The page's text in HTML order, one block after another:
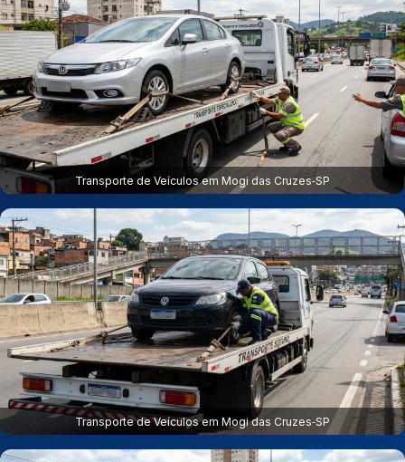
Transporte de Veículos em Mogi das Cruzes‑SP
Transporte de Veículos em Mogi das Cruzes‑SP